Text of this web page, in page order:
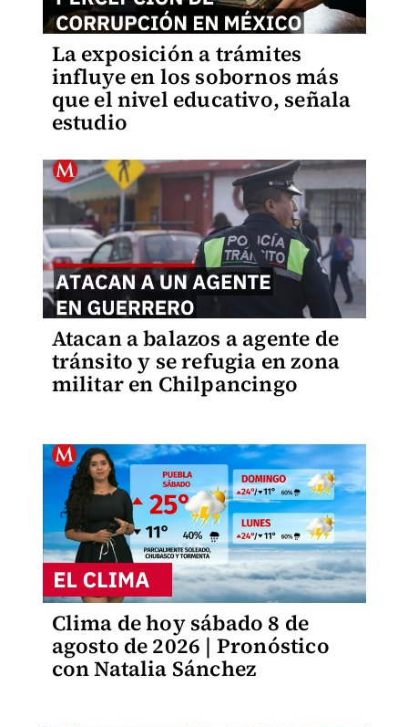
La exposición a trámites
influye en los sobornos más
que el nivel educativo, señala
estudio
Atacan a balazos a agente de
tránsito y se refugia en zona
militar en Chilpancingo
Clima de hoy sábado 8 de
agosto de 2026 | Pronóstico
con Natalia Sánchez